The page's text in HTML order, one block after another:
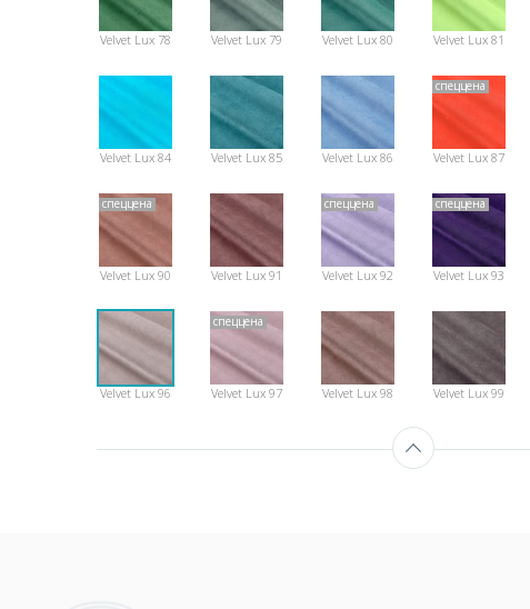
Velvet Lux 78 Velvet Lux 79 Velvet Lux 80 Velvet Lux 81
Velvet Lux 84 Velvet Lux 85 Velvet Lux 86
спеццена
Velvet Lux 87
спеццена
Velvet Lux 90 Velvet Lux 91
спеццена
Velvet Lux 92
спеццена
Velvet Lux 93
Velvet Lux 96
спеццена
Velvet Lux 97 Velvet Lux 98 Velvet Lux 99